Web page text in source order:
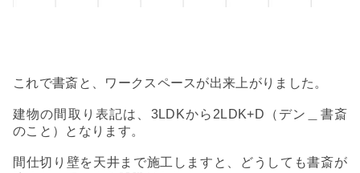
これで書斎と、ワークスペースが出来上がりました。
建物の間取り表記は、 3LDKから 2LDK+D （デン＿書斎
のこと）となります。
間仕切り壁を天井まで施工しますと、どうしても書斎が